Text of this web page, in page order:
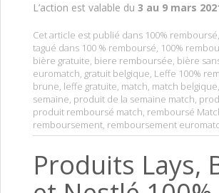
L’action est valable du 3 au 9 mars
Cet article est publié dans 100% remboursé,
tagué dans 100 % remboursé, 100%
bière gratuite, biere remboursée, bière
euromatch, gratuit belgique, Leffe 100%
brune, leffe gratuite, match, match belgique,
semaine, produit de la semaine match,
produit remboursé match, remboursé
remboursement, remboursement
Produits Lays,